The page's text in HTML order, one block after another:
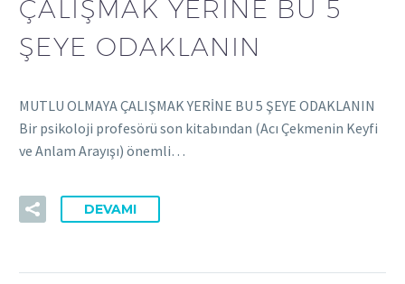
ÇALIŞMAK YERİNE BU 5
ŞEYE ODAKLANIN
MUTLU OLMAYA ÇALIŞMAK YERİNE BU 5 ŞEYE ODAKLANIN
Bir psikoloji profesörü son kitabından (Acı Çekmenin Keyfi
ve Anlam Arayışı) önemli…
DEVAMI